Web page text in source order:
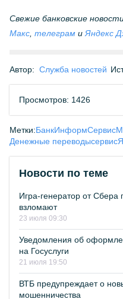
Свежие банковские
Макс телеграм и Яндекс
Автор: Служба новостей
Просмотров: 1426
Метки:БанкИнформСервис
Денежные переводысервис
Новости по теме
Игра-генератор от Сбера
взломают
23 июля 09:30
Уведомления об
на Госуслуги
21 июля 19:50
ВТБ предупреждает о
мошенничества